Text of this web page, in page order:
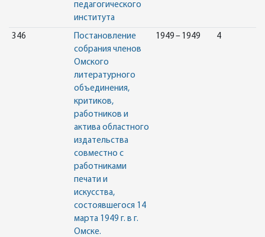
педагогического
института
346
Постановление
собрания членов
Омского
литературного
объединения,
критиков,
работников и
актива областного
издательства
совместно с
работниками
печати и
искусства,
состоявшегося 14
марта 1949 г. в г.
Омске.
1949 – 1949 4